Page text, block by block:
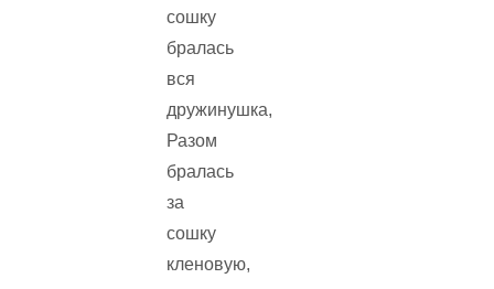
сошку
бралась
вся
дружинушка,
Разом
бралась
за
сошку
кленовую,